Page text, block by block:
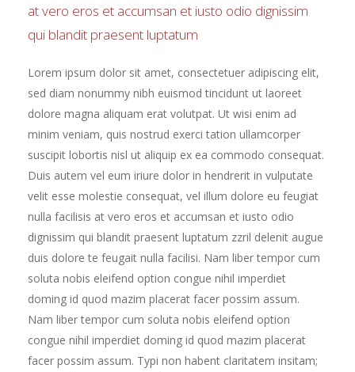
at vero eros et accumsan et iusto odio dignissim
qui blandit praesent luptatum
Lorem ipsum dolor sit amet, consectetuer adipiscing elit,
sed diam nonummy nibh euismod tincidunt ut laoreet
dolore magna aliquam erat volutpat. Ut wisi enim ad
minim veniam, quis nostrud exerci tation ullamcorper
suscipit lobortis nisl ut aliquip ex ea commodo consequat.
Duis autem vel eum iriure dolor in hendrerit in vulputate
velit esse molestie consequat, vel illum dolore eu feugiat
nulla facilisis at vero eros et accumsan et iusto odio
dignissim qui blandit praesent luptatum zzril delenit augue
duis dolore te feugait nulla facilisi. Nam liber tempor cum
soluta nobis eleifend option congue nihil imperdiet
doming id quod mazim placerat facer possim assum.
Nam liber tempor cum soluta nobis eleifend option
congue nihil imperdiet doming id quod mazim placerat
facer possim assum. Typi non habent claritatem insitam;